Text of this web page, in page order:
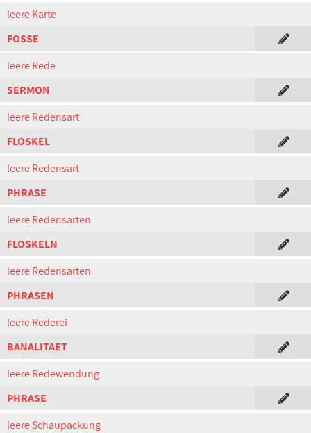
leere Karte
FOSSE
leere Rede
SERMON
leere Redensart
FLOSKEL
leere Redensart
PHRASE
leere Redensarten
FLOSKELN
leere Redensarten
PHRASEN
leere Rederei
BANALITAET
leere Redewendung
PHRASE
leere Schaupackung